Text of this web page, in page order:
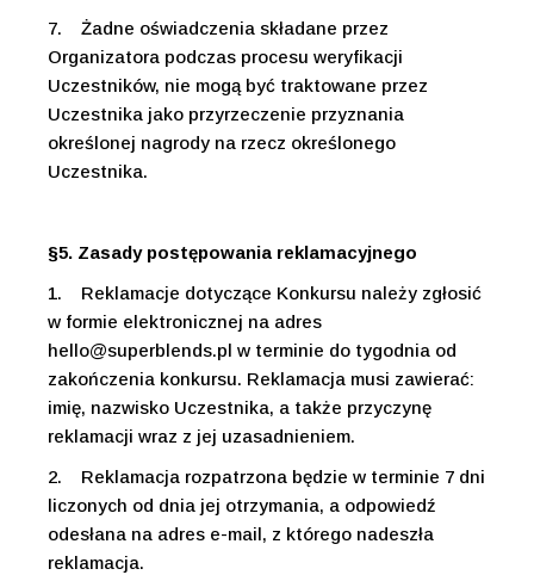
7.
Żadne oświadczenia składane przez
Organizatora podczas procesu weryfikacji
Uczestników, nie mogą być traktowane przez
Uczestnika jako przyrzeczenie przyznania
określonej nagrody na rzecz określonego
Uczestnika.
§5. Zasady postępowania reklamacyjnego
1.
Reklamacje dotyczące Konkursu należy zgłosić
w formie elektronicznej na adres
hello@superblends.pl w terminie do tygodnia od
zakończenia konkursu. Reklamacja musi zawierać:
imię, nazwisko Uczestnika, a także przyczynę
reklamacji wraz z jej uzasadnieniem.
2.
Reklamacja rozpatrzona będzie w terminie 7 dni
liczonych od dnia jej otrzymania, a odpowiedź
odesłana na adres e-mail, z którego nadeszła
reklamacja.